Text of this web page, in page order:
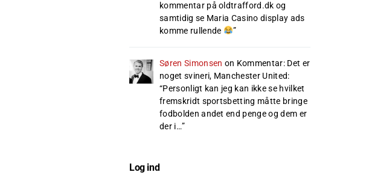
kommentar på oldtrafford.dk og
samtidig se Maria Casino display ads
komme rullende
”
Søren Simonsen on Kommentar: Det er
noget svineri, Manchester United:
“Personligt kan jeg kan ikke se hvilket
fremskridt sportsbetting måtte bringe
fodbolden andet end penge og dem er
der i…”
Log ind